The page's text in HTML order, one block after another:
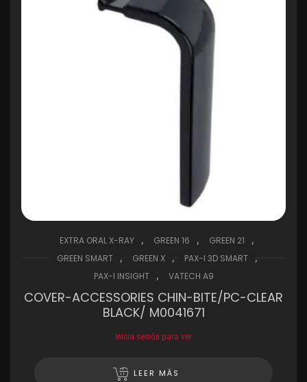
EXTRA ORAL X-RAY , GREEN 16 , GREEN 21 ,
GREEN SMART , GREEN X , PAX-I 3D SMART ,
PAX-I INSIGHT , VATECH A9
COVER-ACCESSORIES CHIN-BITE/PC-CLEAR
BLACK/ M0041671
Inicia sesión para ver
LEER MÁS